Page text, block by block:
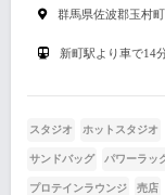
群馬県佐波郡玉村
新町駅より車で14
スタジオ ホットスタジオ
サンドバッグ パワーラッ
プロテインラウンジ 売店